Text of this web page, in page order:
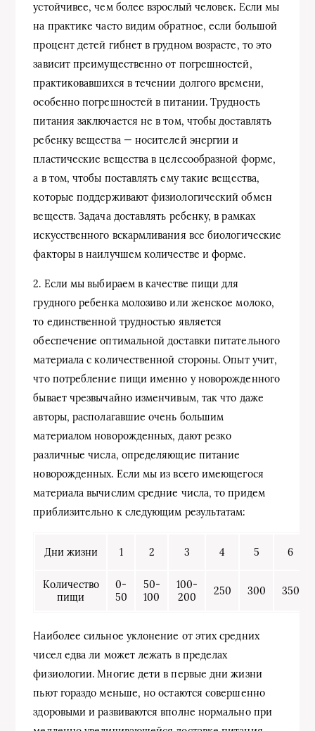
устойчивее, чем более взрослый человек. Если мы
на практике часто видим обратное, если большой
процент детей гибнет в грудном возрасте, то это
зависит преимущественно от погрешностей,
практиковавшихся в течении долгого времени,
особенно погрешностей в питании. Трудность
питания заключается не в том, чтобы доставлять
ребенку вещества — носителей энергии и
пластические вещества в целесообразной форме,
а в том, чтобы поставлять ему такие вещества,
которые поддерживают физиологический обмен
веществ. Задача доставлять ребенку, в рамках
искусственного вскармливания все биологические
факторы в наилучшем количестве и форме.
2. Если мы выбираем в качестве пищи для
грудного ребенка молозиво или женское молоко,
то единственной трудностью является
обеспечение оптимальной доставки питательного
материала с количественной стороны. Опыт учит,
что потребление пищи именно у новорожденного
бывает чрезвычайно изменчивым, так что даже
авторы, располагавшие очень большим
материалом новорожденных, дают резко
различные числа, определяющие питание
новорожденных. Если мы из всего имеющегося
материала вычислим средние числа, то придем
приблизительно к следующим результатам:
Дни жизни 1 2 3 4 5 6
Количество
пищи
0-
50
50-
100
100-
200
250 300 350
Наиболее сильное уклонение от этих средних
чисел едва ли может лежать в пределах
физиологии. Многие дети в первые дни жизни
пьют гораздо меньше, но остаются совершенно
здоровыми и развиваются вполне нормально при